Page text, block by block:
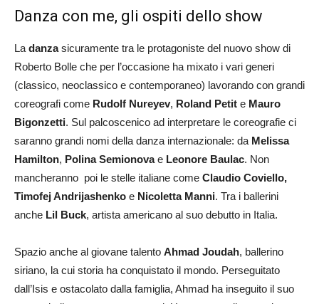
Danza con me, gli ospiti dello show
La danzasicuramente tra le protagoniste del nuovo show di
Roberto Bolle che per l’occasione ha mixato i vari generi
(classico, neoclassico e contemporaneo) lavorando con grandi
coreografi come Rudolf Nureyev, Roland Petit e Mauro
Bigonzetti. Sul palcoscenico ad interpretare le coreografie ci
saranno grandi nomi della danza internazionale: da Melissa
Hamilton, Polina Semionovae Leonore Baulac. Non
mancheranno poi le stelle italiane come Claudio Coviello,
Timofej Andrijashenko e Nicoletta Manni. Tra i ballerini
anche Lil Buck, artista americano al suo debutto in Italia.
Spazio anche al giovane talento Ahmad Joudah, ballerino
siriano, la cui storia ha conquistato il mondo. Perseguitato
dall’Isis e ostacolato dalla famiglia, Ahmad ha inseguito il suo